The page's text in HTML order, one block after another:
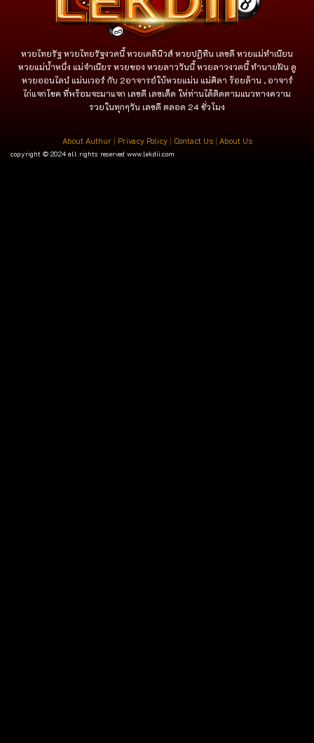
หวยไทยรัฐ หวยไทยรัฐงวดนี้ หวยเดลินิวส์ หวยปฏิทิน เลขดี หวยแม่ทำเนียน
หวยแม่น้ำหนึ่ง แม่จําเนียร หวยซอง หวยลาววันนี้ หวยลาวงวดนี้ ทำนายฝัน ดู
หวยออนไลน์ แม่นเวอร์ กับ 2อาจารย์ใบ้หวยแม่น แม่ศิลา ร้อยล้าน , อาจาร์
ไก่แจกโชค ที่พร้อมจะมาแจก เลขดี เลขเด็ด ให่ท่านได้ติดตามแนวทางความ
รวยในทุกๆวัน เลขดี ตลอด 24 ชั่วโมง
About Authur | Privacy Policy| Contact Us| About Us
copyright © 2024 all rights reserved www.lekdii.com